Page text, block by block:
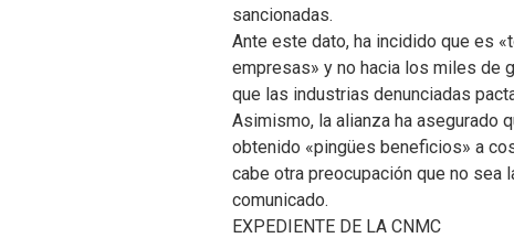
sancionadas.
Ante este dato, ha incidido que es
empresas» y no hacia los miles de
que las industrias denunciadas
Asimismo, la alianza ha asegurado
obtenido «pingües beneficios» a
cabe otra preocupación que no sea
comunicado.
EXPEDIENTE DE LA CNMC